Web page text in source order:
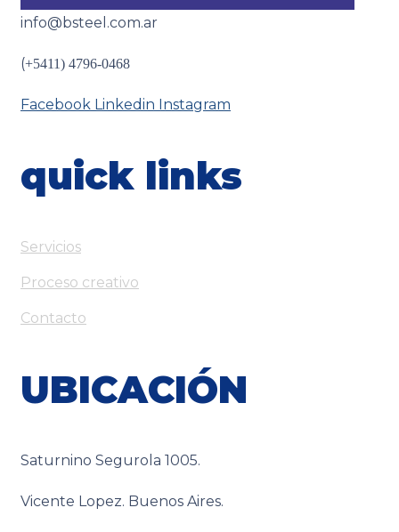
info@bsteel.com.ar
(+5411) 4796-0468
Facebook Linkedin Instagram
quick links
Servicios
Proceso creativo
Contacto
UBICACIÓN
Saturnino Segurola 1005.
Vicente Lopez. Buenos Aires.